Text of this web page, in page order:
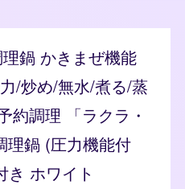
鍋 かきまぜ機能
/炒め/無水/煮る/蒸
約調理 「ラクラ・
理鍋 (圧力機能付
き ホワイト